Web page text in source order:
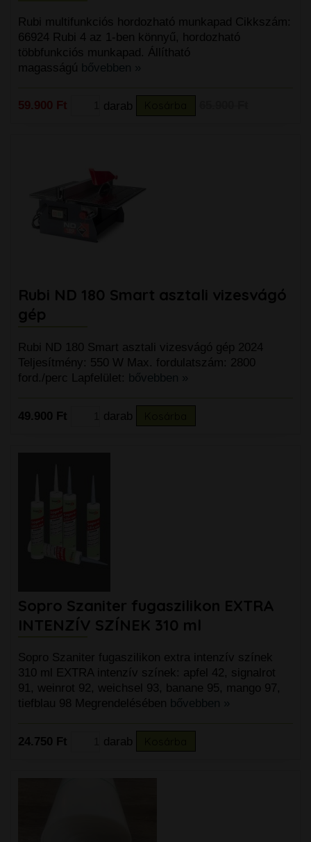
Rubi multifunkciós hordozható munkapad Cikkszám:
66924 Rubi 4 az 1-ben könnyű, hordozható
többfunkciós munkapad. Állítható
magasságú bővebben »
59.900 Ft darab
Rubi ND 180 Smart asztali vizesvágó
gép
Rubi ND 180 Smart asztali vizesvágó gép 2024
Teljesítmény: 550 W Max. fordulatszám: 2800
ford./perc Lapfelület: bővebben »
49.900 Ft darab
Sopro Szaniter fugaszilikon EXTRA
INTENZÍV SZÍNEK 310 ml
Sopro Szaniter fugaszilikon extra intenzív színek
310 ml EXTRA intenzív színek: apfel 42, signalrot
91, weinrot 92, weichsel 93, banane 95, mango 97,
tiefblau 98 Megrendelésében bővebben »
24.750 Ft darab